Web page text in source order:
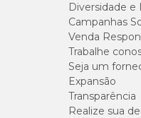
Umidade
Extrato
Diversidade e
Campanhas
Venda
Trabalhe
Seja um
Expansão
Transparência
Realize sua